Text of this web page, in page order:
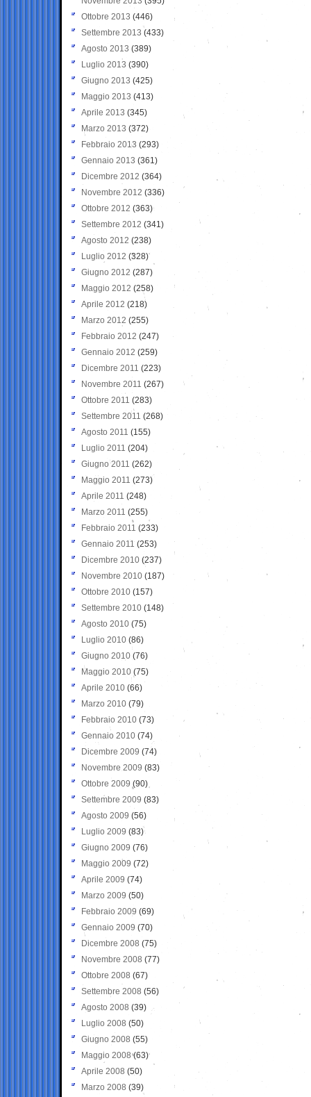
Ottobre 2013 (446)
Settembre 2013 (433)
Agosto 2013 (389)
Luglio 2013 (390)
Giugno 2013 (425)
Maggio 2013 (413)
Aprile 2013 (345)
Marzo 2013 (372)
Febbraio 2013 (293)
Gennaio 2013 (361)
Dicembre 2012 (364)
Novembre 2012 (336)
Ottobre 2012 (363)
Settembre 2012 (341)
Agosto 2012 (238)
Luglio 2012 (328)
Giugno 2012 (287)
Maggio 2012 (258)
Aprile 2012 (218)
Marzo 2012 (255)
Febbraio 2012 (247)
Gennaio 2012 (259)
Dicembre 2011 (223)
Novembre 2011 (267)
Ottobre 2011 (283)
Settembre 2011 (268)
Agosto 2011 (155)
Luglio 2011 (204)
Giugno 2011 (262)
Maggio 2011 (273)
Aprile 2011 (248)
Marzo 2011 (255)
Febbraio 2011 (233)
Gennaio 2011 (253)
Dicembre 2010 (237)
Novembre 2010 (187)
Ottobre 2010 (157)
Settembre 2010 (148)
Agosto 2010 (75)
Luglio 2010 (86)
Giugno 2010 (76)
Maggio 2010 (75)
Aprile 2010 (66)
Marzo 2010 (79)
Febbraio 2010 (73)
Gennaio 2010 (74)
Dicembre 2009 (74)
Novembre 2009 (83)
Ottobre 2009 (90)
Settembre 2009 (83)
Agosto 2009 (56)
Luglio 2009 (83)
Giugno 2009 (76)
Maggio 2009 (72)
Aprile 2009 (74)
Marzo 2009 (50)
Febbraio 2009 (69)
Gennaio 2009 (70)
Dicembre 2008 (75)
Novembre 2008 (77)
Ottobre 2008 (67)
Settembre 2008 (56)
Agosto 2008 (39)
Luglio 2008 (50)
Giugno 2008 (55)
Maggio 2008(63)
Aprile 2008 (50)
Marzo 2008 (39)